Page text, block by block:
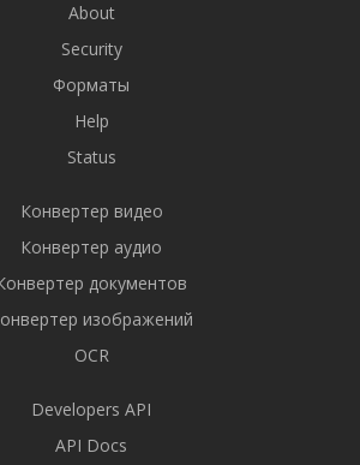
About
Security
Форматы
Help
Status
Конвертер видео
Конвертер аудио
документов
изображений
OCR
Developers API
API Docs